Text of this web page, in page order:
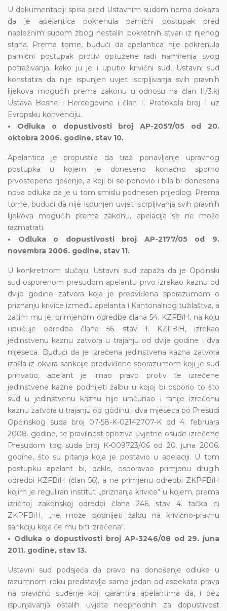
U dokumentaciji spisa pred Ustavnim sudom nema dokaza
da je apelantica pokrenula parnični postupak pred
nadležnim sudom zbog nestalih pokretnih stvari iz njenog
stana. Prema tome, budući da apelantica nije pokrenula
parnični postupak protiv optužene radi namirenja svog
potraživanja, kako ju je i uputio krivični sud, Ustavni sud
konstatira da nije ispunjen uvjet iscrpljivanja svih pravnih
lijekova mogućih prema zakonu u odnosu na član II/3.k)
Ustava Bosne i Hercegovine i član 1. Protokola broj 1 uz
Evropsku konvenciju.
• Odluka o dopustivosti broj AP-2057/05 od 20.
oktobra 2006. godine, stav 10.
Apelantica je propustila da traži ponavljanje upravnog
postupka u kojem je doneseno konačno sporno
prvostepeno rješenje, a koji bi se ponovio i bila bi donesena
nova odluka da je u tom smislu podnesen prijedlog. Prema
tome, budući da nije ispunjen uvjet iscrpljivanja svih pravnih
lijekova mogućih prema zakonu, apelacija se ne može
razmatrati.
• Odluka o dopustivosti broj AP-2177/05 od 9.
novembra 2006. godine, stav 11.
U konkretnom slučaju, Ustavni sud zapaža da je Općinski
sud osporenom presudom apelantu prvo izrekao kaznu od
dvije godine zatvora koja je predviđena sporazumom o
priznanju krivice između apelanta i Kantonalnog tužilaštva, a
zatim mu je, primjenom odredbe člana 54. KZFBiH, na koju
upućuje odredba člana 56. stav 1. KZFBiH, izrekao
jedinstvenu kaznu zatvora u trajanju od dvije godine i dva
mjeseca. Budući da je izrečena jedinstvena kazna zatvora
izašla iz okvira sankcije predviđene sporazumom koji je sud
prihvatio, apelant je imao pravo protiv te izrečene
jedinstvene kazne podnijeti žalbu u kojoj bi osporio to što
sud u jedinstvenu kaznu nije uračunao i ranije izrečenu
kaznu zatvora u trajanju od godinu i dva mjeseca po Presudi
Općinskog suda broj 07-58-K-02142707-K od 4. februara
2008. godine, te pravilnost opoziva uvjetne osude izrečene
Presudom tog suda broj K-009723/06 od 20. juna 2006.
godine, što su pitanja koja je postavio u apelaciji. U tom
postupku apelant bi, dakle, osporavao primjenu drugih
odredbi KZFBiH (član 56), a ne primjenu odredbi ZKPFBiH
kojim je reguliran institut „priznanja krivice“ u kojem, prema
izričitoj zakonskoj odredbi člana 246. stav 4. tačka c)
ZKPFBiH, „ne može podnijeti žalbu na krivično-pravnu
sankciju koja će mu biti izrečena“.
• Odluka o dopustivosti broj AP-3246/08 od 29. juna
2011. godine, stav 13.
Ustavni sud podsjeća da pravo na donošenje odluke u
razumnom roku predstavlja samo jedan od aspekata prava
na pravično suđenje koji garantira apelantima da, i bez
ispunjavanja ostalih uvjeta neophodnih za dopustivost